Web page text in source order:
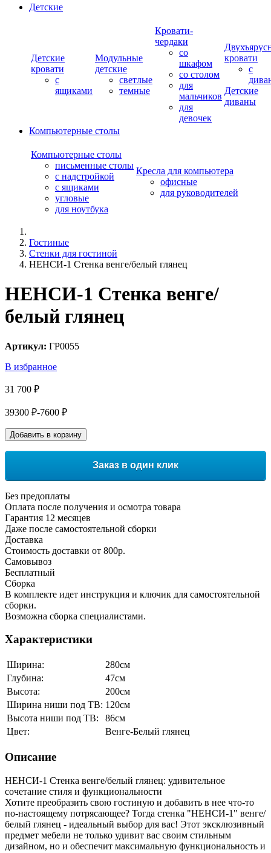
Детские
Детские
кровати
с
ящиками
Модульные
детские
светлые
темные
Кровати-
чердаки
со
шкафом
со столом
для
мальчиков
для
девочек
кровати
с
Детские
диваны
Компьютерные столы
Компьютерные столы
письменные столы
с надстройкой
с ящиками
угловые
для ноутбука
Кресла для компьютера
офисные
для руководителей
Гостиные
Стенки для гостиной
НЕНСИ-1 Стенка венге/белый глянец
НЕНСИ-1 Стенка венге/
белый глянец
Артикул: ГР0055
В избранное
31 700 ₽
39300 ₽-7600 ₽
Добавить в корзину
Заказ в один клик
Без предоплаты
Оплата после получения и осмотра товара
Гарантия 12 месяцев
Даже после самостоятельной сборки
Доставка
Стоимость доставки от 800р.
Самовывоз
Бесплатный
Сборка
В комплекте идет инструкция и ключик для самостоятельной
сборки.
Возможна сборка специалистами.
Характеристики
Ширина:
280см
Глубина:
47см
Высота:
200см
Ширина ниши под ТВ: 120см
Высота ниши под ТВ:
86см
Цвет:
Венге-Белый глянец
Описание
НЕНСИ-1 Стенка венге/белый глянец: удивительное
сочетание стиля и функциональности
Хотите преобразить свою гостиную и добавить в нее что-то
по-настоящему потрясающее? Тогда стенка "НЕНСИ-1" венге/
белый глянец - идеальный выбор для вас! Этот эксклюзивный
предмет мебели не только удивит вас своим стильным
дизайном, но и обеспечит максимальную функциональность и